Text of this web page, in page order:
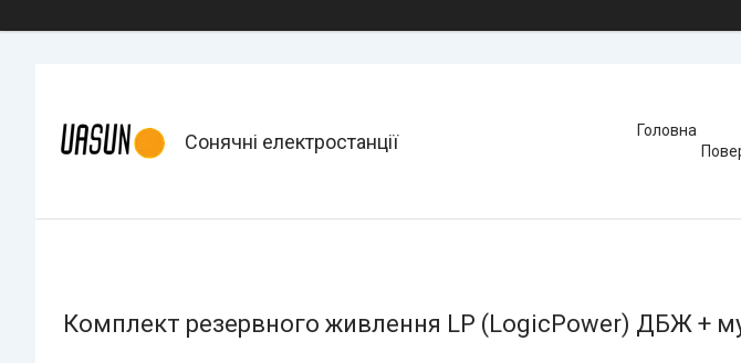
Сонячні електростанції Головна
Комплект резервного живлення LP (LogicPower) ДБЖ +